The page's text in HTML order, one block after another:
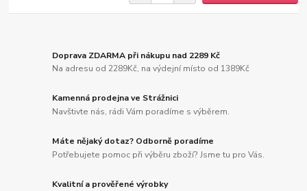
Doprava ZDARMA při nákupu nad 2289 Kč
Na adresu od 2289Kč, na výdejní místo od 1389Kč
Kamenná prodejna ve Strážnici
Navštivte nás, rádi Vám poradíme s výběrem.
Máte nějaký dotaz? Odborně poradíme
Potřebujete pomoc při výběru zboží? Jsme tu pro Vás.
Kvalitní a prověřené výrobky